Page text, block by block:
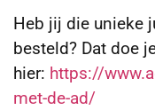
Heb jij die unieke
besteld? Dat doe
hier: https://
met-de-ad/